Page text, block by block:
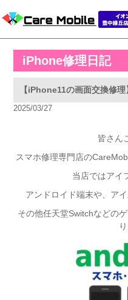
iPhone修理日記
【iPhone11の画面交換修
2025/03/27
皆さん
スマホ修理専門店の
当店ではアイ
アンドロイド端末や、ア
その他任天堂Switchなどの